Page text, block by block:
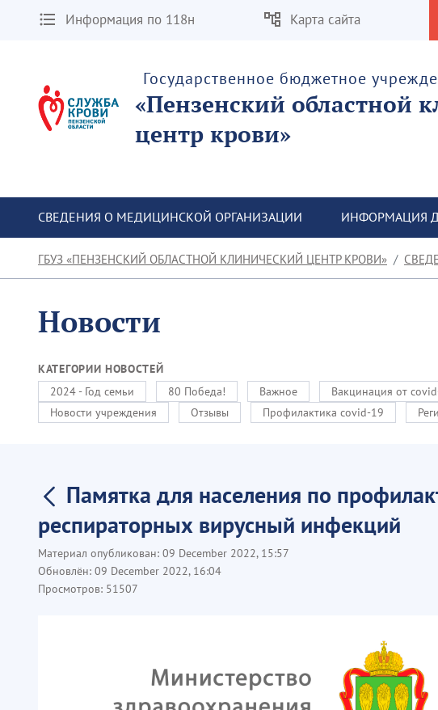
Информация по 118н Карта сайта
Государственное бюджетное
«Пензенский областной
центр крови»
СВЕДЕНИЯ О МЕДИЦИНСКОЙ ОРГАНИЗАЦИИ ИНФОРМАЦИЯ
ГБУЗ «ПЕНЗЕНСКИЙ ОБЛАСТНОЙ КЛИНИЧЕСКИЙ ЦЕНТР КРОВИ»
Новости
КАТЕГОРИИ НОВОСТЕЙ
2024 - Год семьи
80 Победа! Важное Вакцинация от
Новости учреждения
Отзывы Профилактика covid-19
Памятка для населения по
респираторных вирусный инфекций
Материал опубликован: 09 December 2022, 15:57
Обновлён: 09 December 2022, 16:04
Просмотров: 51507